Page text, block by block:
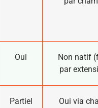
Oui
Non natif
par
Partiel
Oui via